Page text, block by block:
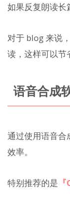
如果反复朗读长
对于 blog 来说
读，这样可以节
语音合成
通过使用语音合
效率。
特别推荐的是